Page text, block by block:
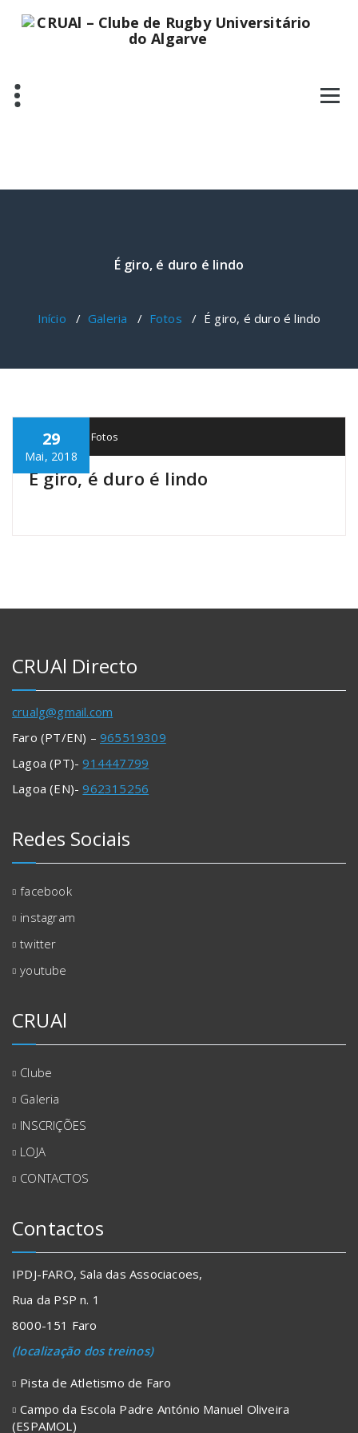
para
É giro, é duro é lindo
Início /Galeria / Fotos / É giro, é duro é lindo
29
Mai, 2018
CRUAl Fotos
É giro, é duro é lindo
CRUAl Directo
crualg@gmail.com
Faro (PT/EN) – 965519309
Lagoa (PT)-914447799
Lagoa (EN)-962315256
Redes Sociais
facebook
instagram
twitter
youtube
CRUAl
Clube
Galeria
INSCRIÇÕES
LOJA
CONTACTOS
Contactos
IPDJ-FARO, Sala das Associacoes,
Rua da PSP n. 1
8000-151 Faro
(localização dos treinos)
Pista de Atletismo de Faro
Campo da Escola Padre António Manuel Oliveira
(ESPAMOL)